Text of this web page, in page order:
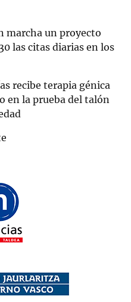
marcha un proyecto
las citas diarias en los
recibe terapia génica
en la prueba del talón